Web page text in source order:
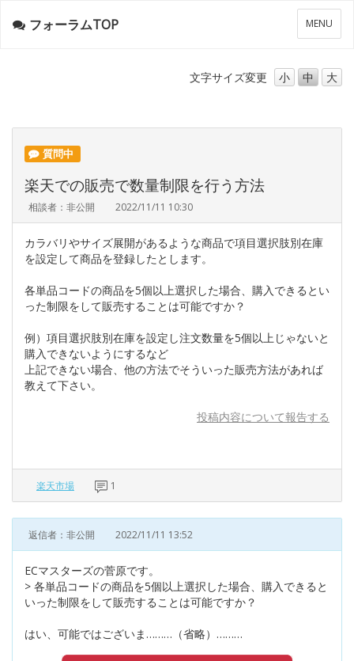
メ
ニ
ー
MENU
フォーラムTOP
文字サイズ変更 小 中 大
質問中
楽天での販売で数量制限を行う方法
相談者：非公開 2022/11/11 10:30
カラバリやサイズ展開があるような商品で項目選択肢別在庫
を設定して商品を登録したとします。
各単品コードの商品を5個以上選択した場合、購入できるとい
った制限をして販売することは可能ですか？
例）項目選択肢別在庫を設定し注文数量を5個以上じゃないと
購入できないようにするなど
上記できない場合、他の方法でそういった販売方法があれば
教えて下さい。
投稿内容について報告する
楽天市場 1
返信者：非公開 2022/11/11 13:52
ECマスターズの菅原です。
> 各単品コードの商品を5個以上選択した場合、購入できると
いった制限をして販売することは可能ですか？
はい、可能ではございま………（省略）………